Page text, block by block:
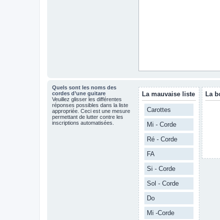
Quels sont les noms des
cordes d’une guitare
Veuillez glisser les différentes
réponses possibles dans la liste
appropriée. Ceci est une mesure
permettant de lutter contre les
inscriptions automatisées.
La mauvaise liste
Carottes
Mi - Corde
Ré - Corde
FA
Si - Corde
Sol - Corde
Do
Mi -Corde
La